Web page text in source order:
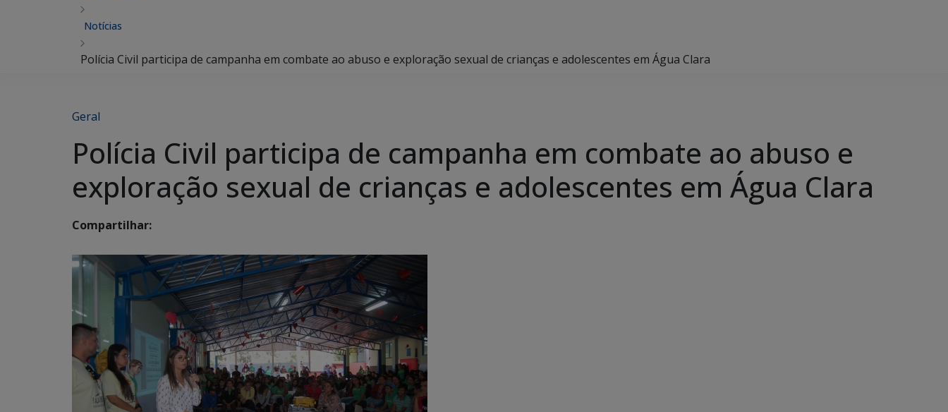
Notícias
Polícia Civil participa de campanha em combate ao abuso e exploração sexual de crianças e adolescentes em Água Clara
Geral
Polícia Civil participa de campanha em combate ao abuso e
exploração sexual de crianças e adolescentes em Água Clara
Compartilhar: